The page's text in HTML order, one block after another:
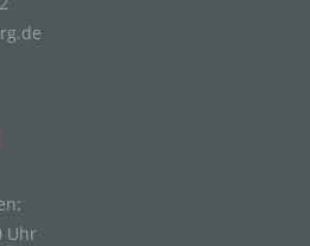
Uhr
Löschen oder die
ist die Markierung
Daten mit dem
einzuschränken.